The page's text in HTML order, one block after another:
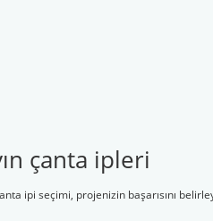
çanta ipleri
ipi seçimi, projenizin başarısını